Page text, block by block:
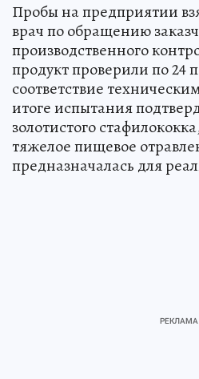
Пробы на предприятии
врач по обращению
производственного
продукт проверили по 24
соответствие
итоге испытания
золотистого
тяжелое пищевое
предназначалась для